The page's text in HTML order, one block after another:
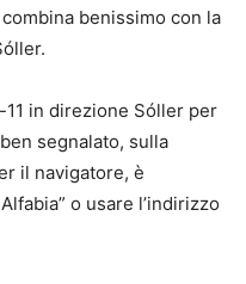
benissimo con la
11 in direzione Sóller per
segnalato, sulla
il navigatore, è
o usare l’indirizzo